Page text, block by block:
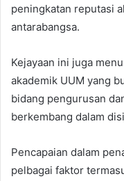
peningkatan reputasi
antarabangsa.
Kejayaan ini juga
akademik UUM yang
bidang pengurusan
berkembang dalam
Pencapaian dalam
pelbagai faktor